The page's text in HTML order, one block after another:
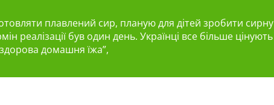
плавлений сир, планую для дітей зробити сирну
реалізації був один день. Українці все більше цінують
домашня їжа”,